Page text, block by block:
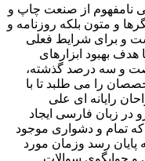
نامفهوم از صنعت چاپ و
و متون بلکه روزنامه و
و برای شرایط فعلی
هدف بهبود ابزارهای
و سه درصد گذشته،
را می طلبد تا با
رایانه ای علی
زبان فارسی ایجاد
تمام و دشواری موجود
پایان رسد وزمان مورد
و جوابگوی سوالات